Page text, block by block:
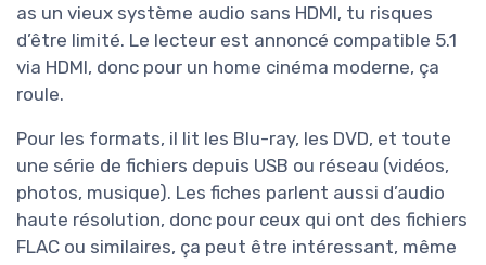
as un vieux système audio sans HDMI, tu risques
d’être limité. Le lecteur est annoncé compatible 5.1
via HDMI, donc pour un home cinéma moderne, ça
roule.
Pour les formats, il lit les Blu-ray, les DVD, et toute
une série de fichiers depuis USB ou réseau (vidéos,
photos, musique). Les fiches parlent aussi d’audio
haute résolution, donc pour ceux qui ont des fichiers
FLAC ou similaires, ça peut être intéressant, même